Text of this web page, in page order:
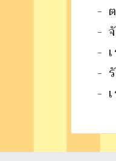
-
-
-
-
-